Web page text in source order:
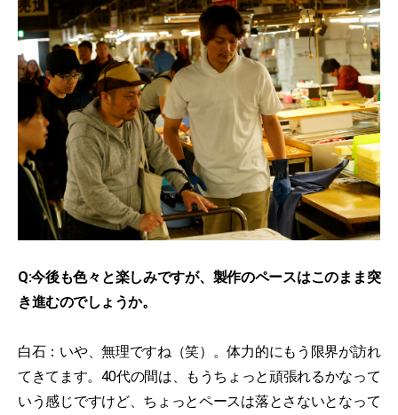
Q:今後も色々と楽しみですが、製作のペースはこのまま突
き進むのでしょうか。
白石：いや、無理ですね（笑）。体力的にもう限界が訪れ
てきてます。40代の間は、もうちょっと頑張れるかなって
いう感じですけど、ちょっとペースは落とさないとなって